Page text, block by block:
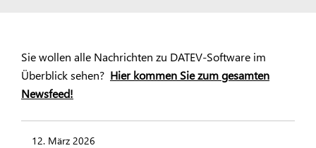
Sie wollen alle Nachrichten zu DATEV-Software im
Überblick sehen? Hier kommen Sie zum gesamten
Newsfeed!
12. März 2026